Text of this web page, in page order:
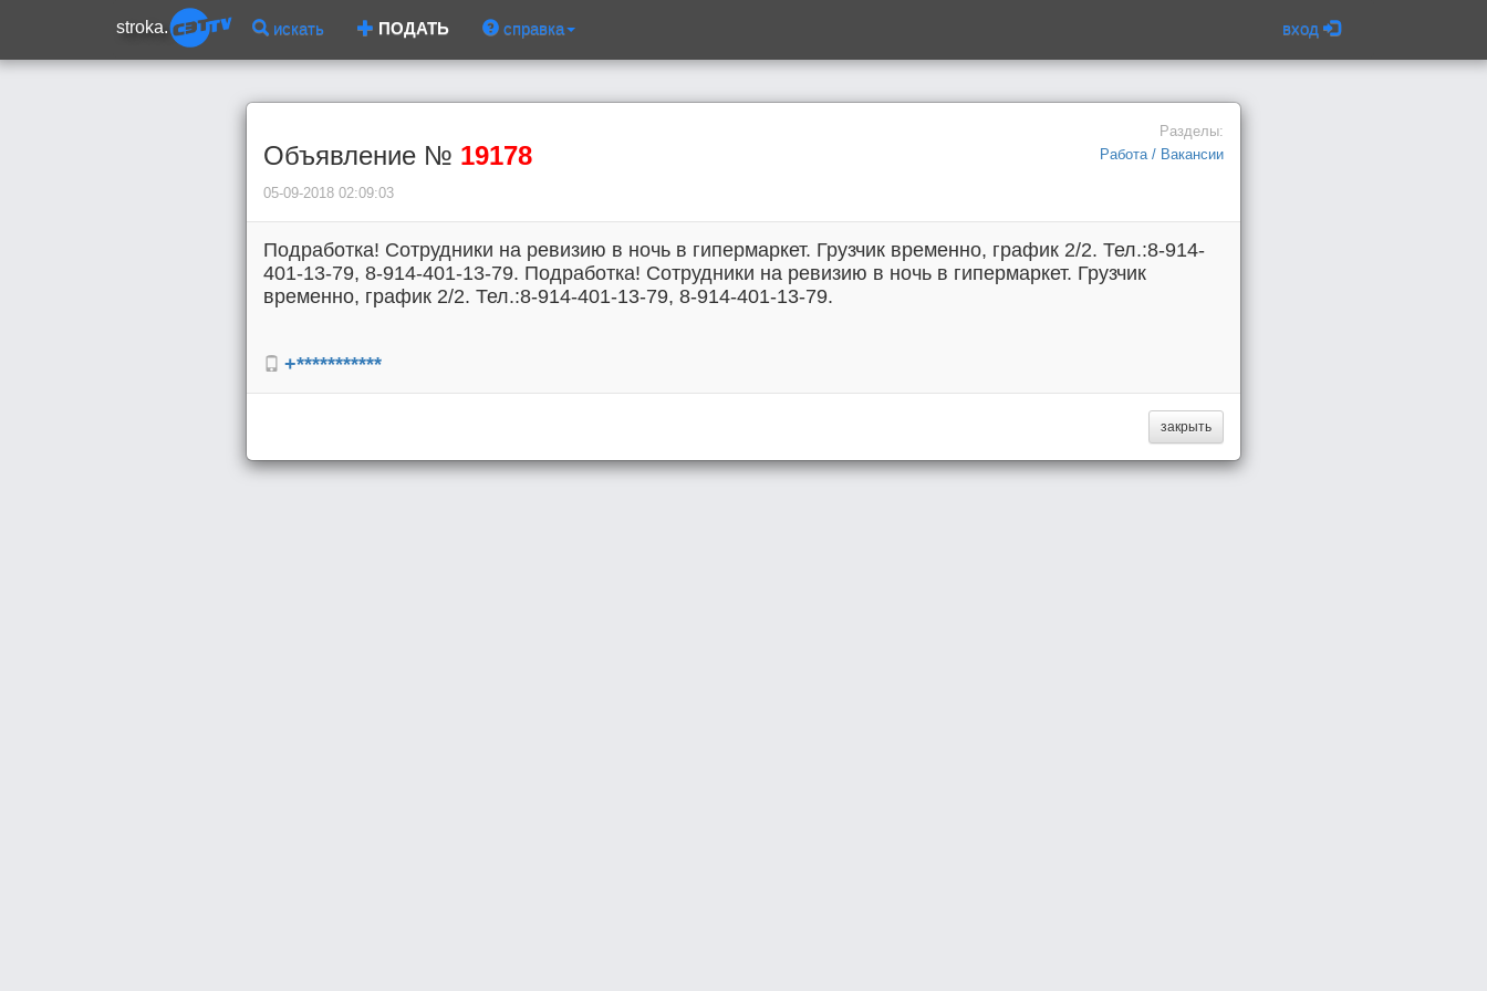
stroka. искать ПОДАТЬ справка вход
Объявление № 19178
05-09-2018 02:09:03
Разделы:
Работа / Вакансии
Подработка! Сотрудники на ревизию в ночь в гипермаркет. Грузчик временно, график 2/2. Тел.:8-914-
401-13-79, 8-914-401-13-79. Подработка! Сотрудники на ревизию в ночь в гипермаркет. Грузчик
временно, график 2/2. Тел.:8-914-401-13-79, 8-914-401-13-79.
+***********
закрыть